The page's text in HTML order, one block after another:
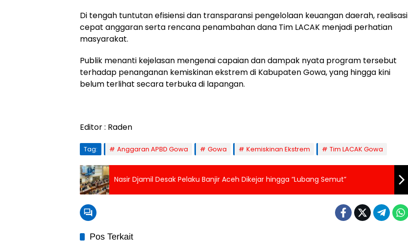
Di tengah tuntutan efisiensi dan transparansi pengelolaan keuangan daerah, realisasi
cepat anggaran serta rencana penambahan dana Tim LACAK menjadi perhatian
masyarakat.
Publik menanti kejelasan mengenai capaian dan dampak nyata program tersebut
terhadap penanganan kemiskinan ekstrem di Kabupaten Gowa, yang hingga kini
belum terlihat secara terbuka di lapangan.
Editor : Raden
Tag: Anggaran APBD Gowa Gowa Kemiskinan Ekstrem Tim LACAK Gowa
Nasir Djamil Desak Pelaku Banjir Aceh Dikejar hingga “Lubang Semut”
Pos Terkait